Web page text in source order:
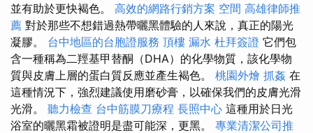
並有助於更快褐色。 高效的網路行銷方案 空間 高雄律師推
薦 對於那些不想錯過熱帶曬黑體驗的人來說，真正的陽光
凝膠。 台中地區的台胞證服務 頂樓 漏水 杜拜簽證 它們包
含一種稱為二羥基甲替酮（DHA）的化學物質，該化學物
質與皮膚上層的蛋白質反應並產生褐色。 桃園外燴 抓姦 在
這種情況下，強烈建議使用磨砂膏，以確保我們的皮膚光滑
光滑。 聽力檢查 台中筋膜刀療程 長照中心 這種用於日光
浴室的曬黑霜被證明是盡可能深，更黑。 專業清潔公司推